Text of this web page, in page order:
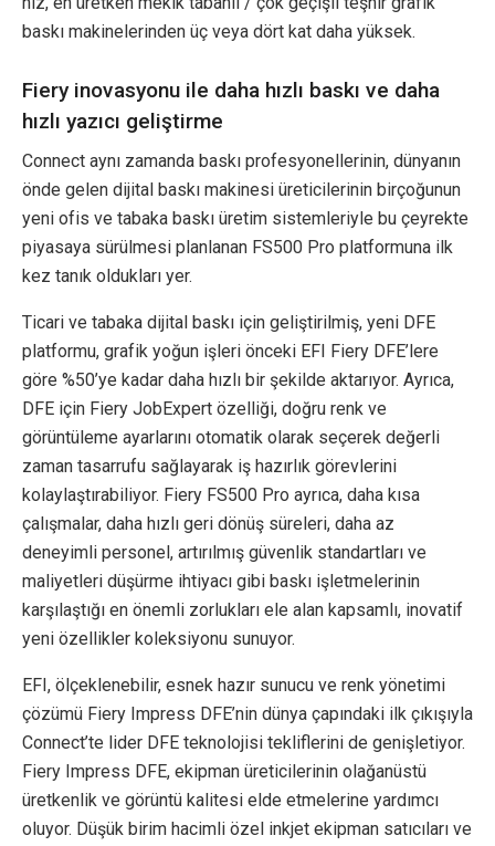
baskı makinelerinden üç veya dört kat daha yüksek.
Fiery inovasyonu ile daha hızlı baskı ve daha
hızlı yazıcı geliştirme
Connect aynı zamanda baskı profesyonellerinin, dünyanın
önde gelen dijital baskı makinesi üreticilerinin birçoğunun
yeni ofis ve tabaka baskı üretim sistemleriyle bu çeyrekte
piyasaya sürülmesi planlanan FS500 Pro platformuna ilk
kez tanık oldukları yer.
Ticari ve tabaka dijital baskı için geliştirilmiş, yeni DFE
platformu, grafik yoğun işleri önceki EFI Fiery DFE’lere
göre %50’ye kadar daha hızlı bir şekilde aktarıyor. Ayrıca,
DFE için Fiery JobExpert özelliği, doğru renk ve
görüntüleme ayarlarını otomatik olarak seçerek değerli
zaman tasarrufu sağlayarak iş hazırlık görevlerini
kolaylaştırabiliyor. Fiery FS500 Pro ayrıca, daha kısa
çalışmalar, daha hızlı geri dönüş süreleri, daha az
deneyimli personel, artırılmış güvenlik standartları ve
maliyetleri düşürme ihtiyacı gibi baskı işletmelerinin
karşılaştığı en önemli zorlukları ele alan kapsamlı, inovatif
yeni özellikler koleksiyonu sunuyor.
EFI, ölçeklenebilir, esnek hazır sunucu ve renk yönetimi
çözümü Fiery Impress DFE’nin dünya çapındaki ilk çıkışıyla
Connect’te lider DFE teknolojisi tekliflerini de genişletiyor.
Fiery Impress DFE, ekipman üreticilerinin olağanüstü
üretkenlik ve görüntü kalitesi elde etmelerine yardımcı
oluyor. Düşük birim hacimli özel inkjet ekipman satıcıları ve